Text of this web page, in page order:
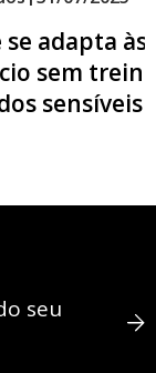
adapta às
sem
sensíveis
seu